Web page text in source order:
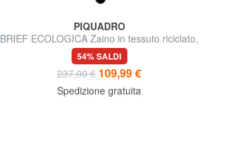
PIQUADRO
BRIEF ECOLOGICA Zaino in tessuto riciclato,
pc 14"
54% SALDI
237,00 € 109,99 €
Spedizione gratuita